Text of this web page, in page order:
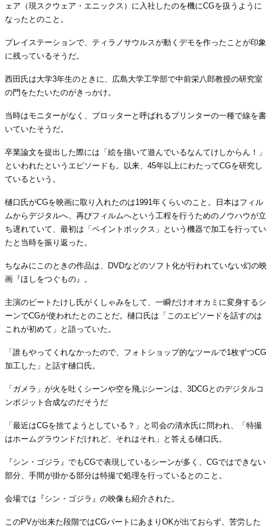
ェア（現スクウェア・エニックス）に入社したのを機にCGを扱うように
なったとのこと。
プレイステーションで、ティラノサウルスが動くデモを作ったことが印象
に残っているそうだ。
西田氏は大学3年生のときに、広島大学工学部で中前栄八郎教授の研究室
の門をたたいたのがきっかけ。
当時はモニターがなく、プロッターと呼ばれるプリンターの一種で線を書
いていたそうだ。
卒業論文を提出した際には「絵を描いて遊んでいるなんてけしからん！」
といわれたというエピソードも。以来、45年以上にわたってCGを研究し
ているという。
樋口氏がCGを映画に取り入れたのは1991年くらいのこと。日本はフィル
ムからデジタルへ、再びフィルムへという工程を行うためのノウハウが立
ち遅れていて、最初は「ペイントボックス」という機器で加工を行ってい
たと当時を振り返った。
ちなみにこのときの作品は、DVDなどのソフト化が行われていない幻の映
画『ほしをつぐもの』。
主演のビートたけし氏がくしゃみをして、一瞬だけオオカミに変身するシ
ーンでCGが使われたとのことだ。樋口氏は「このエピソードを話すのは
これが初めて」と語っていた。
「誰もやってくれなかったので、フォトショップ的なツールで1枚ずつCG
加工した」と話す樋口氏。
「ガメラ」が火を吐くシーンや空を飛ぶシーンは、3DCGとのデジタルコ
ンポジット合成なのだそうだ
「最近はCGを捨てようとしている？」と司会の清水氏に問われ、「特撮
はホームグラウンドだけれど、それはそれ」と答える樋口氏。
『シン・ゴジラ』でもCGで表現しているシーンが多く、CGではできない
部分、手間が掛かる部分は特撮で処理を行っているとのこと。
会場では『シン・ゴジラ』の映像も紹介された。
このPVが出来た段階ではCGパートにあまりOKが出ておらず、苦労した